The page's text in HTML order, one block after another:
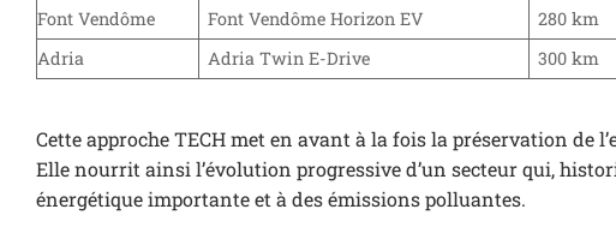
Font Vendôme
Font Vendôme Horizon EV 280 km
Adria
Adria Twin E-Drive 300 km
Cette approche TECH met en avant à la fois la préservation de
Elle nourrit ainsi l’évolution progressive d’un secteur qui,
énergétique importante et à des émissions polluantes.